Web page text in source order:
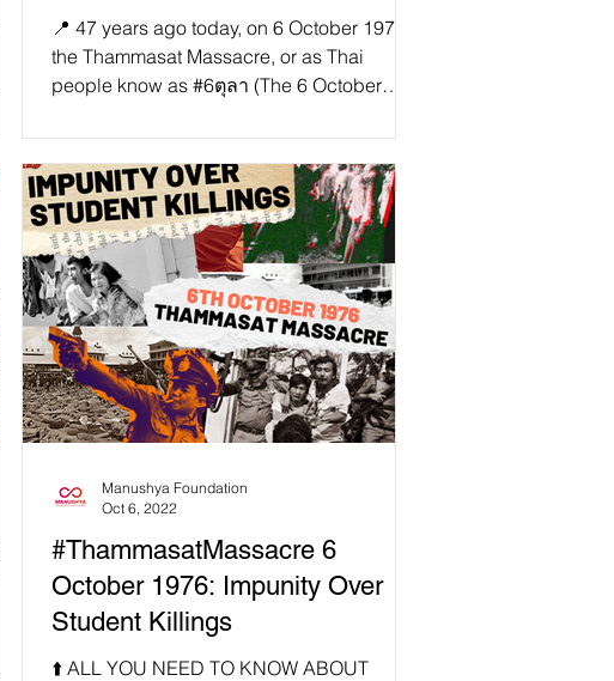
📍 47 years ago today, on 6 October 1976,
the Thammasat Massacre, or as Thai
people know as #6ตุลา (The 6 October
#ThammasatMassacre 6
October 1976: Impunity Over
Student Killings
⬆️ ALL YOU NEED TO KNOW ABOUT
Manushya Foundation
Oct 6, 2022